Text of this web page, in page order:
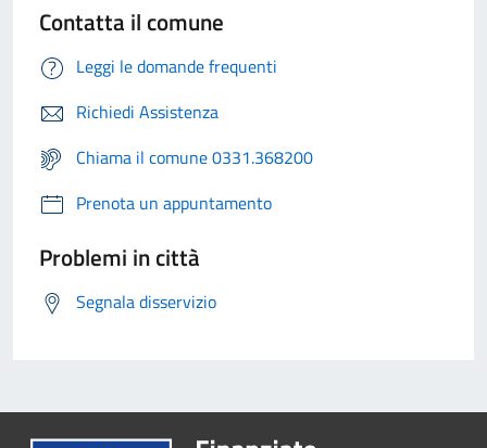
Contatta il comune
Leggi le domande frequenti
Richiedi Assistenza
Chiama il comune 0331.368200
Prenota un appuntamento
Problemi in città
Segnala disservizio